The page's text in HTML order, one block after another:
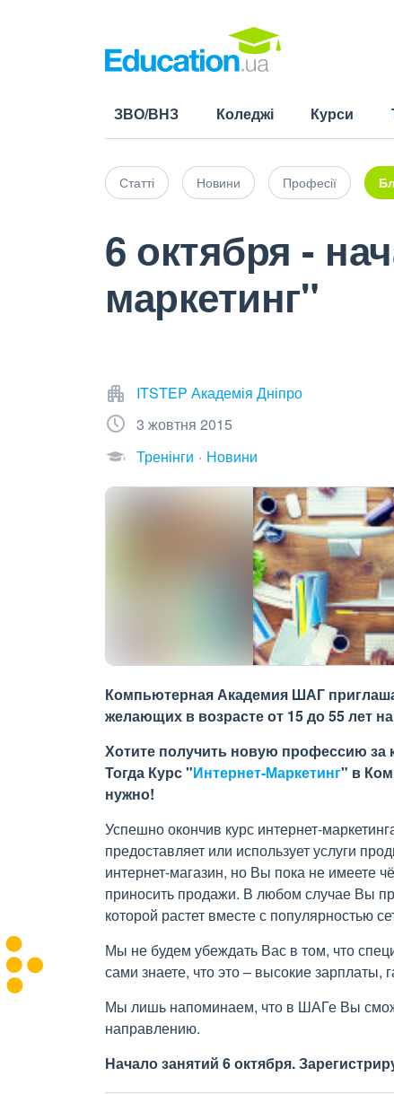
ЗВО/ВНЗ Коледжі Курси
Статті Новини Професії
6 октября -
маркетинг"
ITSTEP Академія Дніпро
3 жовтня 2015
Тренінги
Новини
Компьютерная Академия ШАГ
желающих в возрасте от 15 до 55 лет
Хотите получить новую профессию за
Тогда Курс "Интернет-Маркетинг" в
нужно!
Успешно окончив курс интернет-
предоставляет или использует услуги
интернет-магазин, но Вы пока не имеете
приносить продажи. В любом случае Вы
которой растет вместе с популярностью
Мы не будем убеждать Вас в том, что
сами знаете, что это – высокие зарплаты,
Мы лишь напоминаем, что в ШАГе Вы
направлению.
Начало занятий 6 октября.